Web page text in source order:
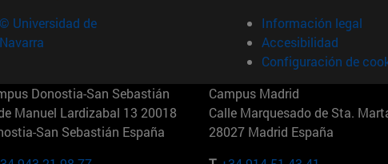
© Universidad de
Navarra
Información legal
Accesibilidad
Configuración de
Donostia-San Sebastián
Manuel Lardizabal 13 20018
San Sebastián España
Campus Madrid
Calle Marquesado de Sta.
28027 Madrid España